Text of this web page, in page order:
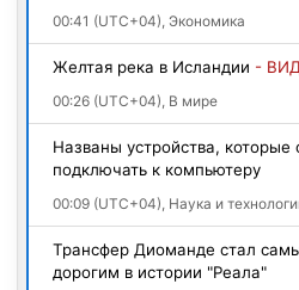
00:41 (UTC+04), Экономика
Желтая река в Исландии -
00:26 (UTC+04), В мире
Названы устройства, которые
подключать к компьютеру
00:09 (UTC+04), Наука и
Трансфер Диоманде стал
дорогим в истории "Реала"